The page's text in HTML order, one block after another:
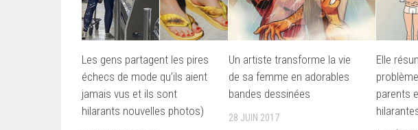
Les gens partagent les pires
échecs de mode qu’ils aient
jamais vus et ils sont
hilarants nouvelles photos)
Un artiste transforme la vie
de sa femme en adorables
bandes dessinées
28 JUIN 2017
Elle
parents